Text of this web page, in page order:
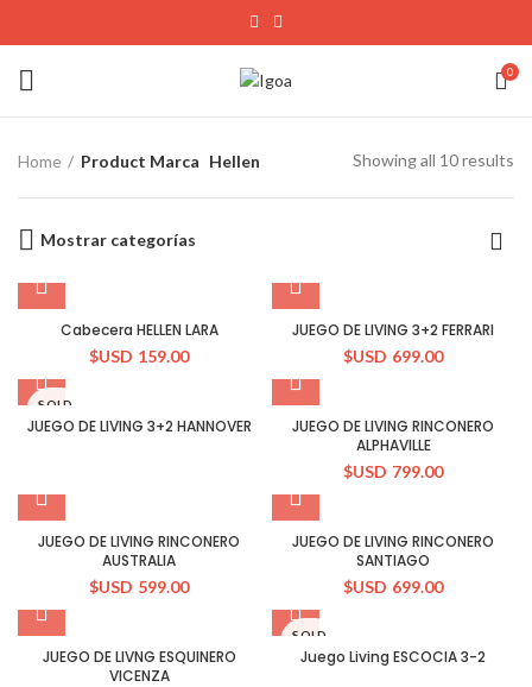
0
Home Product Marca Hellen Showing all 10 results
Mostrar categorías
Cabecera HELLEN LARA
$USD 159.00
JUEGO DE LIVING 3+2 FERRARI
$USD 699.00
SOLD
OUT
JUEGO DE LIVING 3+2 HANNOVER
JUEGO DE LIVING RINCONERO
ALPHAVILLE
$USD 799.00
JUEGO DE LIVING RINCONERO
AUSTRALIA
$USD 599.00
JUEGO DE LIVING RINCONERO
SANTIAGO
$USD 699.00
JUEGO DE LIVNG ESQUINERO
VICENZA
SOLD
OUT
Juego Living ESCOCIA 3-2